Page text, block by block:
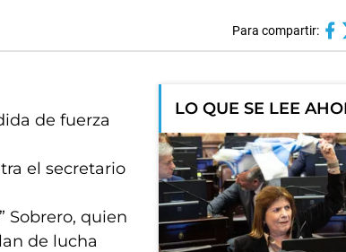
Para compartir:
de fuerza
el secretario
Sobrero, quien
de lucha
LO QUE SE LEE